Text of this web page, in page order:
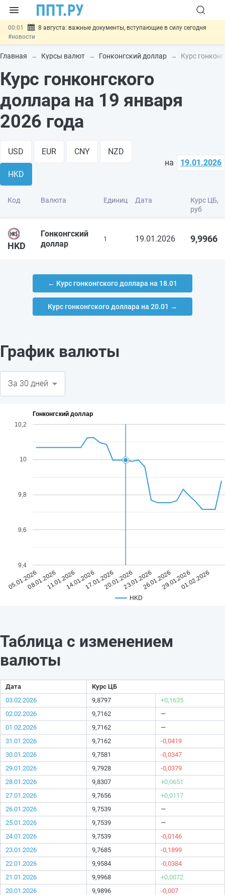
00:01
8 августа: важные документы, вступающие в силу сегодня
#новости
07.08 Подписан закон о блокировке продажи опасных товаров через
«Честный знак»#новости
07.08
Госпошлину за устранение ошибок в документах предлагают
07.08
Важно
Разработают единые критерии трудовых и ГПХ-
отношений
#новости
Главная Курсы валют Гонконгский доллар Курс
Курс гонконгского
доллара на 19 января
2026 года
USD EUR CNY NZD
HKD
на 19.01.2026
Код Валюта Единиц Дата
Курс ЦБ,
руб
HKD
Гонконгский
доллар
1 19.01.2026 9,9966
← Курс гонконгского доллара на 18.01
Курс гонконгского доллара на 20.01 →
График валюты
Гонконгский доллар
HKD
05.01.202608.01.202611.01.202614.01.202617.01.202620.01.202623.01.202626.01.202629.01.202601.02.2026
9,4
9,6
9,8
10
10,2
Таблица с изменением
валюты
Дата
Курс ЦБ
03.02.2026
9,8797
+0,1635
02.02.2026
9,7162
—
01.02.2026
9,7162
—
31.01.2026
9,7162
-0,0419
30.01.2026
9,7581
-0,0347
29.01.2026
9,7928
-0,0379
28.01.2026
9,8307
+0,0651
27.01.2026
9,7656
+0,0117
26.01.2026
9,7539
—
25.01.2026
9,7539
—
24.01.2026
9,7539
-0,0146
23.01.2026
9,7685
-0,1899
22.01.2026
9,9584
-0,0384
21.01.2026
9,9968
+0,0072
20.01.2026
9,9896
-0,007